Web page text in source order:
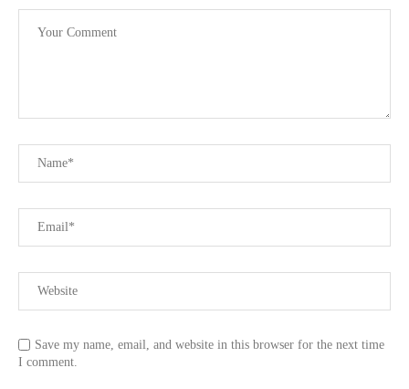
Save my name, email, and website in this browser for the next time
I comment.